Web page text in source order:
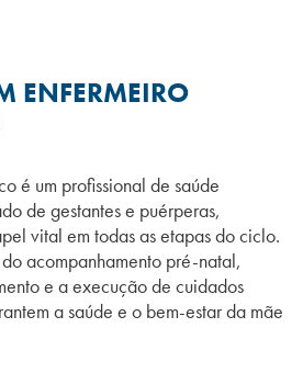
ENFERMEIRO
é um profissional de saúde
de gestantes e puérperas,
vital em todas as etapas do ciclo.
acompanhamento pré-natal,
e a execução de cuidados
a saúde e o bem-estar da mãe